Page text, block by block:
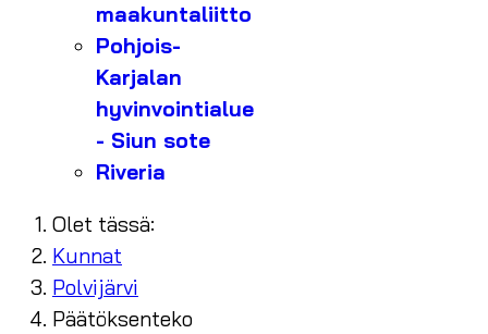
maakuntaliitto
Pohjois-
Karjalan
hyvinvointialue
- Siun sote
Riveria
Olet tässä:
Kunnat
Polvijärvi
Päätöksenteko